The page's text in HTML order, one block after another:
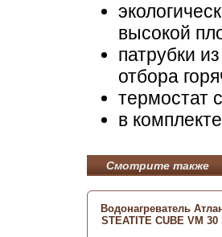
высокой
патрубки
отбора
термостат
в
Смотрите также
Водонагреватель
STEATITE CUBE VM 30